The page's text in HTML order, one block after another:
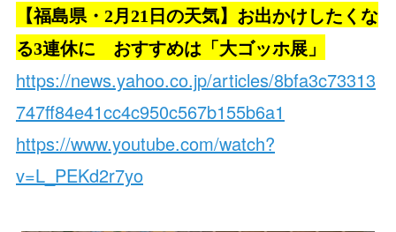
【福島県・2月21日の天気】お出かけしたくな
る3連休に おすすめは「大ゴッホ展」
https://news.yahoo.co.jp/articles/8bfa3c73313
747ff84e41cc4c950c567b155b6a1
https://www.youtube.com/watch?
v=L_PEKd2r7yo